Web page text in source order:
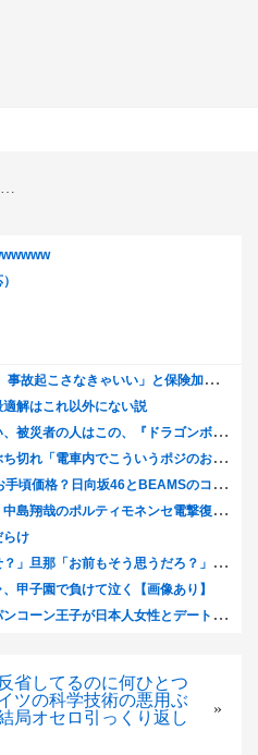
省してるのに何ひとつ
ツの科学技術の悪用ぶ
局オセロ引っくり返し
»